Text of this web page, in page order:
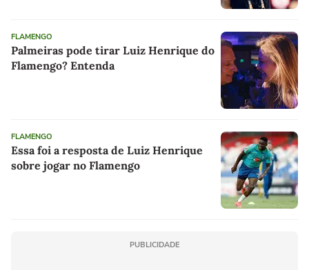
FLAMENGO
Palmeiras pode tirar Luiz Henrique do
Flamengo? Entenda
FLAMENGO
Essa foi a resposta de Luiz Henrique
sobre jogar no Flamengo
PUBLICIDADE